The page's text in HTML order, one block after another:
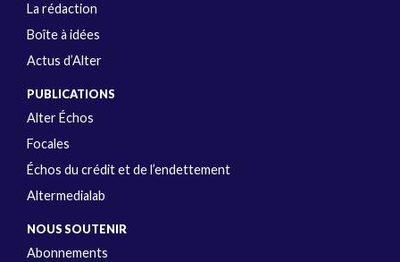
La rédaction
Boîte à idées
Actus d’Alter
PUBLICATIONS
Alter Échos
Focales
Échos du crédit et de l’endettement
Altermedialab
NOUS SOUTENIR
Abonnements